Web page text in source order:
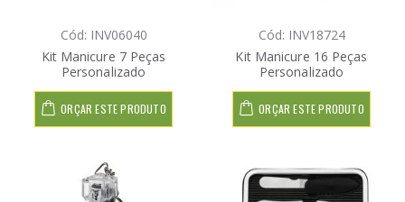
Cód: INV06040
Kit Manicure 7 Peças
Personalizado
ORÇAR ESTE PRODUTO
Cód: INV18724
Kit Manicure 16 Peças
Personalizado
ORÇAR ESTE PRODUTO